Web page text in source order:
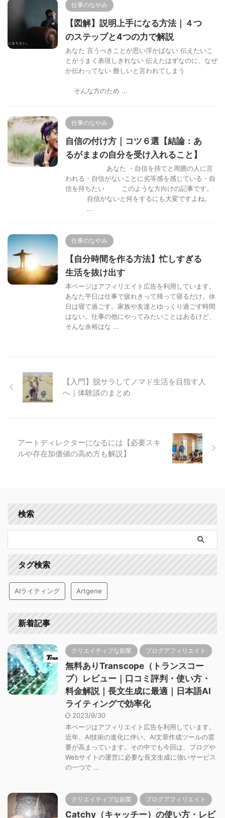
仕事のなやみ
【図解】説明上手になる方法｜４つ
のステップと4つの力で解説
あなた 言うべきことが思い浮かばない 伝えたいこ
とがうまく表現しきれない 伝えたはずなのに、なぜ
か伝わってない 難しいと言われてしまう
そんな方のため ...
仕事のなやみ
自信の付け方｜コツ６選【結論：あ
るがままの自分を受け入れること】
あなた ・自信を持てと周囲の人に言
われる・自信がないことに劣等感を感じている・自
信を持ちたい このような方向けの記事です。
自信がないと何をするにも大変ですよね。
...
仕事のなやみ
【自分時間を作る方法】忙しすぎる
生活を抜け出す
本ページはアフィリエイト広告を利用しています。
あなた平日は仕事で疲れきって帰って寝るだけ。休
日は寝て過ごす。家族や友達とゆっくり過ごす時間
はない。仕事の他にやってみたいことはあるけど、
そんな余裕はな ...
【入門】脱サラしてノマド生活を目指す人
へ｜体験談のまとめ
アートディレクターになるには【必要スキ
ルや存在加価値の高め方も解説】
検索
タグ検索
AIライティング Artgene
新着記事
クリエイティブな副業 ブログアフィリエイト
無料ありTranscope（トランスコー
プ）レビュー｜口コミ評判・使い方・
料金解説｜長文生成に最適｜日本語AI
ライティングで効率化
2023/9/30
本ページはアフィリエイト広告を利用しています。
近年、AI技術の進化に伴い、AI文章作成ツールの需
要が高まっています。その中でも今回は、ブログや
Webサイトの運営に必要な長文生成に強いサービス
の一つで ...
クリエイティブな副業 ブログアフィリエイト
Catchy（キャッチー）の使い方・レビ